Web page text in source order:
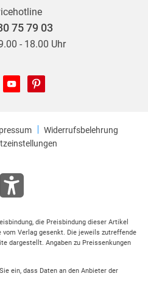
75 79 03
- 18.00 Uhr
Widerrufsbelehrung
die Preisbindung dieser Artikel
vom Verlag gesenkt. Die jeweils zutreffende
dargestellt. Angaben zu Preissenkungen
ein, dass Daten an den Anbieter der